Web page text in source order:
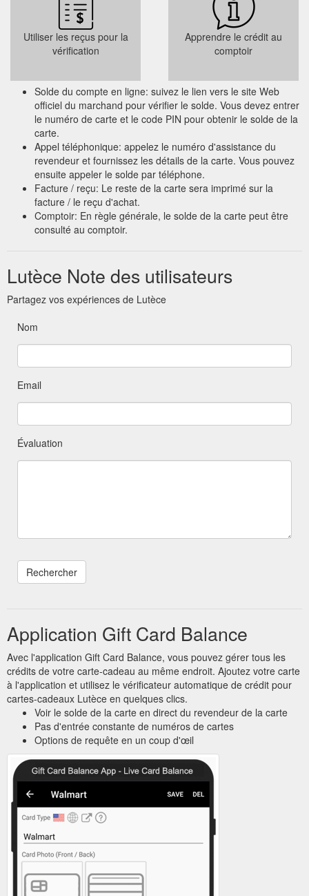
Aperçu rapide Ajouter au panier. Lot de 2 verres cœur. Ajouter
à la liste de ...https://lutece-shop.fr/decoration-objets-deco/
Les Favoris - Lutèce
Carte cadeau; Décoration; Le journal de
Odessa. 34,00 € Ajouter à la liste de souhaits. Aperçu rapide
Sélectionnez les options. Short Courteline. 55,00 € Ajouter à la
liste de souhaits. Aperçu rapide Sélectionnez les options. Gilet
Marceau. 69,00 € Ajouter à la liste de
shop.fr/les-favoris/
Les prix doux - Lutèce
Carte cadeau; Décoration; Le journal de
Lutèce. Lookbook; Blog; Mon compte; Contact; 0. LES PRIX
DOUX-30.01%. Aperçu rapide Sélectionnez les options.
Ceinture Sedaine. 29,99 € 20,99 € Ajouter à la liste de
souhaits-50.01%. Aperçu rapide Ajouter au panier. Sac
...https://lutece-shop.fr/prix-doux/
Utiliser les reçus pour la
vérification
Apprendre le crédit au
comptoir
Solde du compte en ligne: suivez le lien vers le site Web
officiel du marchand pour vérifier le solde. Vous devez entrer
le numéro de carte et le code PIN pour obtenir le solde de la
carte.
Appel téléphonique: appelez le numéro d'assistance du
revendeur et fournissez les détails de la carte. Vous pouvez
ensuite appeler le solde par téléphone.
Facture / reçu: Le reste de la carte sera imprimé sur la
facture / le reçu d'achat.
Comptoir: En règle générale, le solde de la carte peut être
consulté au comptoir.
Lutèce Note des utilisateurs
Partagez vos expériences de Lutèce
Nom
Email
Évaluation
Application Gift Card Balance
Avec l'application Gift Card Balance, vous pouvez gérer tous les
crédits de votre carte-cadeau au même endroit. Ajoutez votre carte
à l'application et utilisez le vérificateur automatique de crédit pour
cartes-cadeaux Lutèce en quelques clics.
Voir le solde de la carte en direct du revendeur de la carte
Pas d'entrée constante de numéros de cartes
Options de requête en un coup d'œil